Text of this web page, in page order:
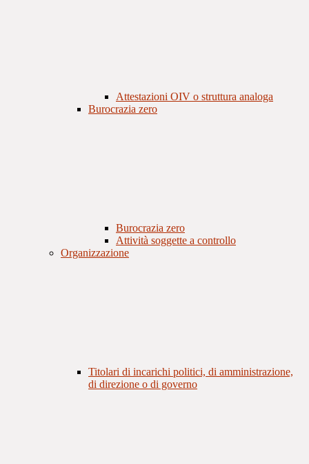
Attestazioni OIV o struttura analoga
Burocrazia zero
Burocrazia zero
Attività soggette a controllo
Organizzazione
Titolari di incarichi politici, di amministrazione,
di direzione o di governo